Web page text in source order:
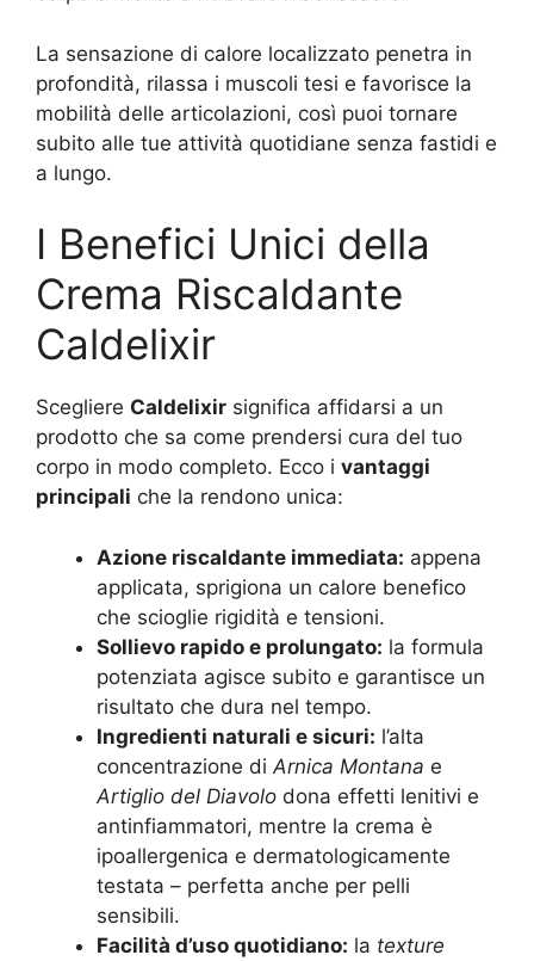
La sensazione di calore localizzato penetra in
profondità, rilassa i muscoli tesi e favorisce la
mobilità delle articolazioni, così puoi tornare
subito alle tue attività quotidiane senza fastidi e
a lungo.
I Benefici Unici della
Crema Riscaldante
Caldelixir
Scegliere Caldelixir significa affidarsi a un
prodotto che sa come prendersi cura del tuo
corpo in modo completo. Ecco i vantaggi
principali che la rendono unica:
Azione riscaldante immediata: appena
applicata, sprigiona un calore benefico
che scioglie rigidità e tensioni.
Sollievo rapido e prolungato: la formula
potenziata agisce subito e garantisce un
risultato che dura nel tempo.
Ingredienti naturali e sicuri: l’alta
concentrazione di Arnica Montana e
Artiglio del Diavolo dona effetti lenitivi e
antinfiammatori, mentre la crema è
ipoallergenica e dermatologicamente
testata – perfetta anche per pelli
sensibili.
Facilità d’uso quotidiano: la texture